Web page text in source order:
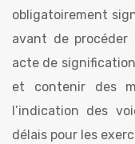
obligatoirement
avant de
acte de
et contenir des
l’indication des
délais pour les